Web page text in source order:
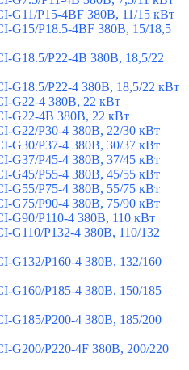
G11/P15-4BF 380В, 11/15 кВт
G15/P18.5-4BF 380В, 15/18,5
G18.5/P22-4B 380В, 18,5/22
G18.5/P22-4 380В, 18,5/22 кВт
G22-4 380В, 22 кВт
G22-4B 380В, 22 кВт
G22/P30-4 380В, 22/30 кВт
G30/P37-4 380В, 30/37 кВт
G37/P45-4 380В, 37/45 кВт
G45/P55-4 380В, 45/55 кВт
G55/P75-4 380В, 55/75 кВт
G75/P90-4 380В, 75/90 кВт
G90/P110-4 380В, 110 кВт
G110/P132-4 380В, 110/132
G132/P160-4 380В, 132/160
G160/P185-4 380В, 150/185
G185/P200-4 380В, 185/200
G200/P220-4F 380В, 200/220